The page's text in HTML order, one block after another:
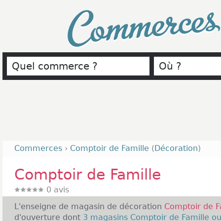
Commerces › Comptoir de Famille (Décoration)
Comptoir de Famille
0 avis
L'enseigne de magasin de décoration Comptoir de
d'ouverture dont 3 magasins Comptoir de Famille